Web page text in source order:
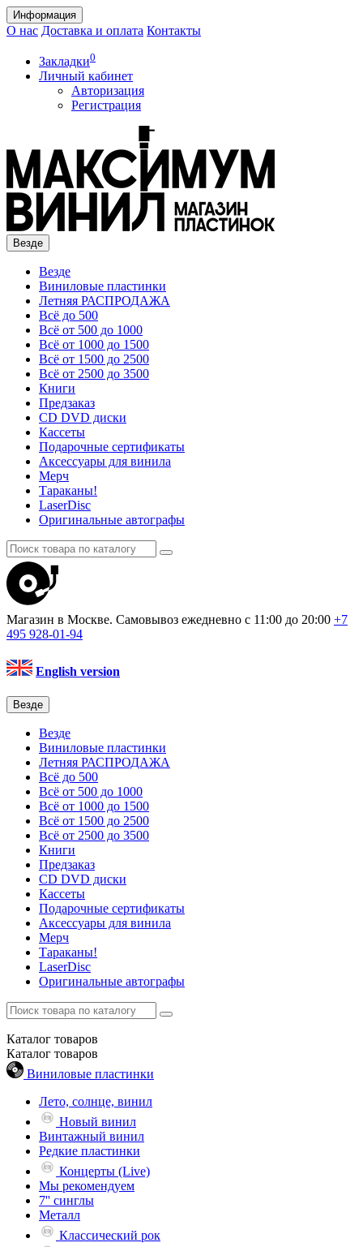
Информация
О нас Доставка и оплата Контакты
Закладки0
Личный кабинет
Авторизация
Регистрация
Везде
Везде
Виниловые пластинки
Летняя РАСПРОДАЖА
Всё до 500
Всё от 500 до 1000
Всё от 1000 до 1500
Всё от 1500 до 2500
Всё от 2500 до 3500
Книги
Предзаказ
CD DVD диски
Кассеты
Подарочные сертификаты
Аксессуары для винила
Мерч
Тараканы!
LaserDisc
Оригинальные автографы
Магазин в Москве. Самовывоз ежедневно с 11:00 до 20:00 +7
495 928-01-94
English version
Везде
Везде
Виниловые пластинки
Летняя РАСПРОДАЖА
Всё до 500
Всё от 500 до 1000
Всё от 1000 до 1500
Всё от 1500 до 2500
Всё от 2500 до 3500
Книги
Предзаказ
CD DVD диски
Кассеты
Подарочные сертификаты
Аксессуары для винила
Мерч
Тараканы!
LaserDisc
Оригинальные автографы
Каталог товаров
Каталог товаров
Виниловые пластинки
Лето, солнце, винил
Новый винил
Винтажный винил
Редкие пластинки
Концерты (Live)
Мы рекомендуем
7'' синглы
Металл
Классический рок